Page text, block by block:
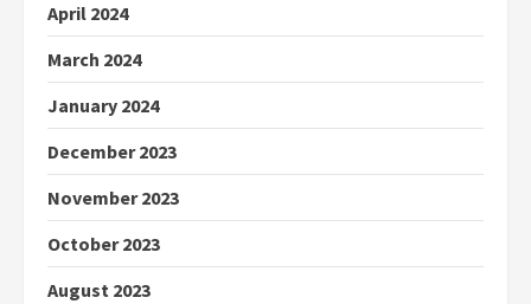
April 2024
March 2024
January 2024
December 2023
November 2023
October 2023
August 2023